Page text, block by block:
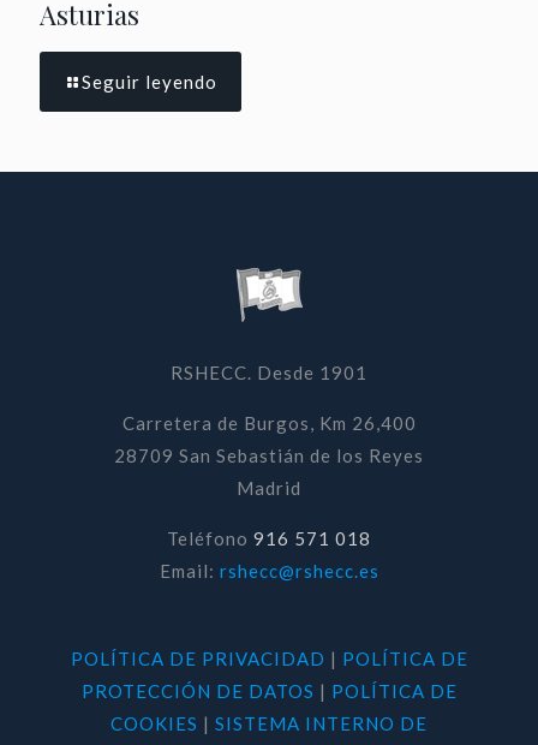
Asturias
Seguir leyendo
RSHECC. Desde 1901
Carretera de Burgos, Km 26,400
28709 San Sebastián de los Reyes
Madrid
Teléfono 916 571 018
Email: rshecc@rshecc.es
POLÍTICA DE PRIVACIDAD | POLÍTICA DE
PROTECCIÓN DE DATOS | POLÍTICA DE
COOKIES | SISTEMA INTERNO DE